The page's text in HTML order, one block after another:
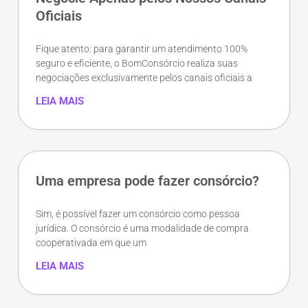
Oficiais
Fique atento: para garantir um atendimento 100%
seguro e eficiente, o BomConsórcio realiza suas
negociações exclusivamente pelos canais oficiais a
LEIA MAIS
Uma empresa pode fazer consórcio?
Sim, é possível fazer um consórcio como pessoa
jurídica. O consórcio é uma modalidade de compra
cooperativada em que um
LEIA MAIS